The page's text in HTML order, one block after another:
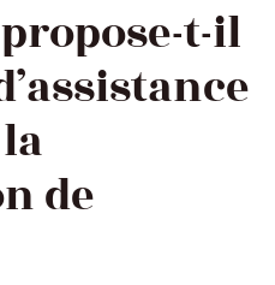
t-il
de